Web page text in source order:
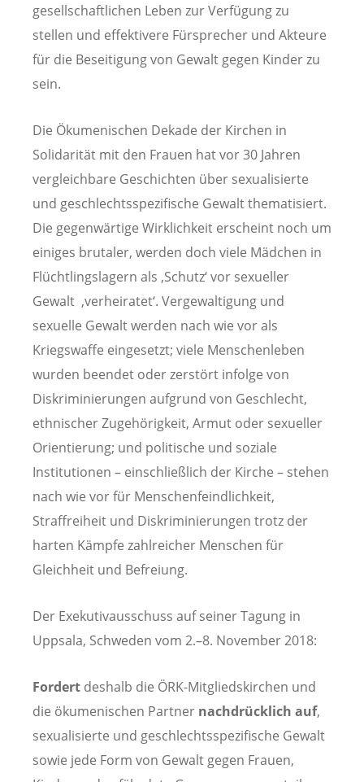
gesellschaftlichen Leben zur Verfügung zu
stellen und effektivere Fürsprecher und Akteure
für die Beseitigung von Gewalt gegen Kinder zu
sein.
Die Ökumenischen Dekade der Kirchen in
Solidarität mit den Frauen hat vor 30 Jahren
vergleichbare Geschichten über sexualisierte
und geschlechtsspezifische Gewalt thematisiert.
Die gegenwärtige Wirklichkeit erscheint noch um
einiges brutaler, werden doch viele Mädchen in
Flüchtlingslagern als ‚Schutz‘ vor sexueller
Gewalt ‚verheiratet‘. Vergewaltigung und
sexuelle Gewalt werden nach wie vor als
Kriegswaffe eingesetzt; viele Menschenleben
wurden beendet oder zerstört infolge von
Diskriminierungen aufgrund von Geschlecht,
ethnischer Zugehörigkeit, Armut oder sexueller
Orientierung; und politische und soziale
Institutionen – einschließlich der Kirche – stehen
nach wie vor für Menschenfeindlichkeit,
Straffreiheit und Diskriminierungen trotz der
harten Kämpfe zahlreicher Menschen für
Gleichheit und Befreiung.
Der Exekutivausschuss auf seiner Tagung in
Uppsala, Schweden vom 2.–8. November 2018:
Fordert deshalb die ÖRK-Mitgliedskirchen und
die ökumenischen Partner nachdrücklich auf,
sexualisierte und geschlechtsspezifische Gewalt
sowie jede Form von Gewalt gegen Frauen,